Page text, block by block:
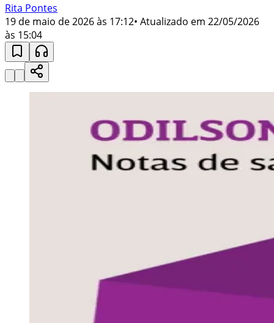
Rita Pontes
19 de maio de 2026 às 17:12• Atualizado em 22/05/2026
às 15:04